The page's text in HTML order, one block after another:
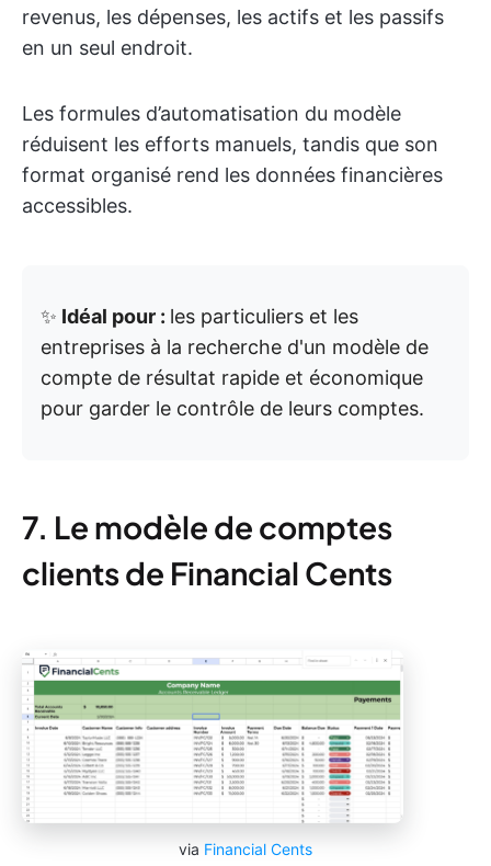
revenus, les dépenses, les actifs et les passifs
en un seul endroit.
Les formules d’automatisation du modèle
réduisent les efforts manuels, tandis que son
format organisé rend les données financières
accessibles.
✨ Idéal pour : les particuliers et les
entreprises à la recherche d'un modèle de
compte de résultat rapide et économique
pour garder le contrôle de leurs comptes.
7. Le modèle de comptes
clients de Financial Cents
via Financial Cents